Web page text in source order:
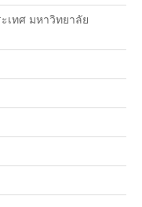
เทศ มหาวิทยาลัย